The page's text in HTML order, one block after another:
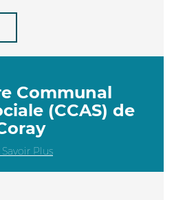
Communal
(CCAS) de
Savoir Plus